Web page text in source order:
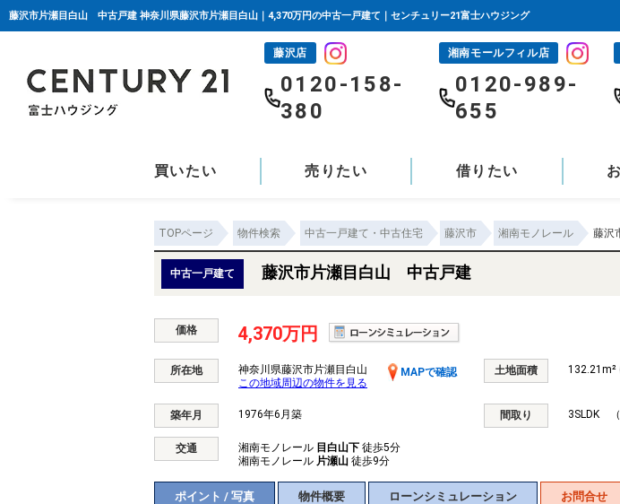
藤沢市片瀬目白山 中古戸建 神奈川県藤沢市片瀬目白山｜4,370万円の中古一戸建て｜センチュリー21富士ハウジング
藤沢店
0120-158-
380
湘南モールフィル店
0120-989-
655
買いたい 売りたい 借りたい
TOPページ 物件検索 中古一戸建て・中古住宅 藤沢市 湘南モノレール 藤沢
中古一戸建て 藤沢市片瀬目白山 中古戸建
価格 4,370万円
所在地 神奈川県藤沢市片瀬目白山
MAPで確認
この地域周辺の物件を見る
土地面積 132.21m²
築年月 1976年6月築 間取り 3SLDK
交通 湘南モノレール 目白山下 徒歩5分
湘南モノレール 片瀬山 徒歩9分
ポイント / 写真 物件概要 ローンシミュレーション お問合せ